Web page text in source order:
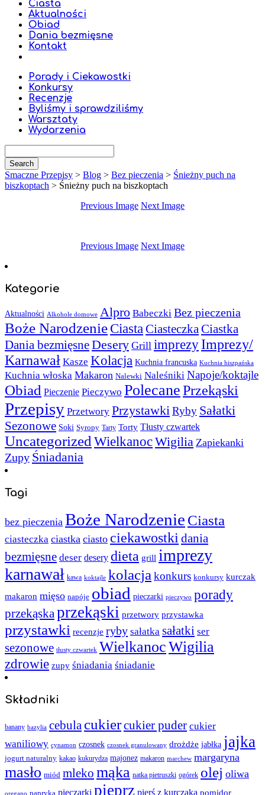
Ciasta
Aktualności
Obiad
Dania bezmięsne
Kontakt
Porady i Ciekawostki
Konkursy
Recenzje
Byliśmy i sprawdziliśmy
Warsztaty
Wydarzenia
Smaczne Przepisy > Blog > Bez pieczenia > Śnieżny puch na
biszkoptach > Śnieżny puch na biszkoptach
Previous Image Next Image
Previous Image Next Image
Kategorie
Aktualności Alkohole domowe Alpro Babeczki Bez pieczenia
Boże NarodzenieCiastaCiasteczkaCiastka
Dania bezmięsneDesery Grill imprezy Imprezy/
Karnawał Kasze Kolacja Kuchnia francuska Kuchnia hiszpańska
Kuchnia włoska Makaron Nalewki Naleśniki Napoje/koktajle
Obiad Pieczenie Pieczywo PolecanePrzekąski
Przepisy Przetwory PrzystawkiRyby Sałatki
Sezonowe Soki Syropy Tarty Torty Tłusty czwartek
UncategorizedWielkanocWigilia Zapiekanki
Zupy Śniadania
Tagi
bez pieczenia Boże Narodzenie Ciasta
ciasteczka ciastka ciasto ciekawostki dania
bezmięsne deser desery dieta grill imprezy
karnawał kawa koktajle kolacja konkurs konkursy kurczak
makaron mięso napóje obiad pieczarki pieczywo porady
przekąskaprzekąski przetwory przystawka
przystawki recenzje ryby sałatka sałatki ser
sezonowe tłusty czwartek WielkanocWigilia
zdrowie zupy śniadania śniadanie
Składniki
banany bazylia cebula cukiercukier puder cukier
waniliowy cynamon czosnek czosnek granulowany drożdże jabłka jajka
jogurt naturalny kakao kukurydza majonez makaron marchew margaryna
masło miód mleko mąka natka pietruszki ogórek olej oliwa
oregano papryka pieczarki pieprz pierś z kurczaka pomidor